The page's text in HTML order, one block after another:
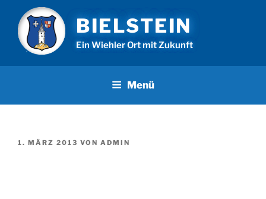
Inhalt
springen
BIELSTEIN
Ein Wiehler Ort mit Zukunft
Menü
VERÖFFENTLICHT
1. MÄRZ 2013 VON ADMIN